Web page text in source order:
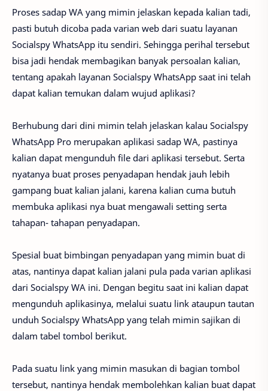
Proses sadap WA yang mimin jelaskan kepada kalian tadi,
pasti butuh dicoba pada varian web dari suatu layanan
Socialspy WhatsApp itu sendiri. Sehingga perihal tersebut
bisa jadi hendak membagikan banyak persoalan kalian,
tentang apakah layanan Socialspy WhatsApp saat ini telah
dapat kalian temukan dalam wujud aplikasi?
Berhubung dari dini mimin telah jelaskan kalau Socialspy
WhatsApp Pro merupakan aplikasi sadap WA, pastinya
kalian dapat mengunduh file dari aplikasi tersebut. Serta
nyatanya buat proses penyadapan hendak jauh lebih
gampang buat kalian jalani, karena kalian cuma butuh
membuka aplikasi nya buat mengawali setting serta
tahapan- tahapan penyadapan.
Spesial buat bimbingan penyadapan yang mimin buat di
atas, nantinya dapat kalian jalani pula pada varian aplikasi
dari Socialspy WA ini. Dengan begitu saat ini kalian dapat
mengunduh aplikasinya, melalui suatu link ataupun tautan
unduh Socialspy WhatsApp yang telah mimin sajikan di
dalam tabel tombol berikut.
Pada suatu link yang mimin masukan di bagian tombol
tersebut, nantinya hendak membolehkan kalian buat dapat